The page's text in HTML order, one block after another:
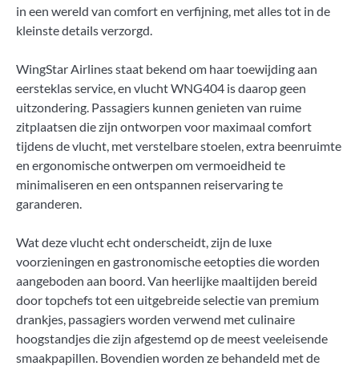
in een wereld van comfort en verfijning, met alles tot in de
kleinste details verzorgd.
WingStar Airlines staat bekend om haar toewijding aan
eersteklas service, en vlucht WNG404 is daarop geen
uitzondering. Passagiers kunnen genieten van ruime
zitplaatsen die zijn ontworpen voor maximaal comfort
tijdens de vlucht, met verstelbare stoelen, extra beenruimte
en ergonomische ontwerpen om vermoeidheid te
minimaliseren en een ontspannen reiservaring te
garanderen.
Wat deze vlucht echt onderscheidt, zijn de luxe
voorzieningen en gastronomische eetopties die worden
aangeboden aan boord. Van heerlijke maaltijden bereid
door topchefs tot een uitgebreide selectie van premium
drankjes, passagiers worden verwend met culinaire
hoogstandjes die zijn afgestemd op de meest veeleisende
smaakpapillen. Bovendien worden ze behandeld met de